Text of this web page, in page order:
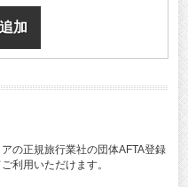
加
の正規旅行業社の団体AFTA登録
利用いただけます。